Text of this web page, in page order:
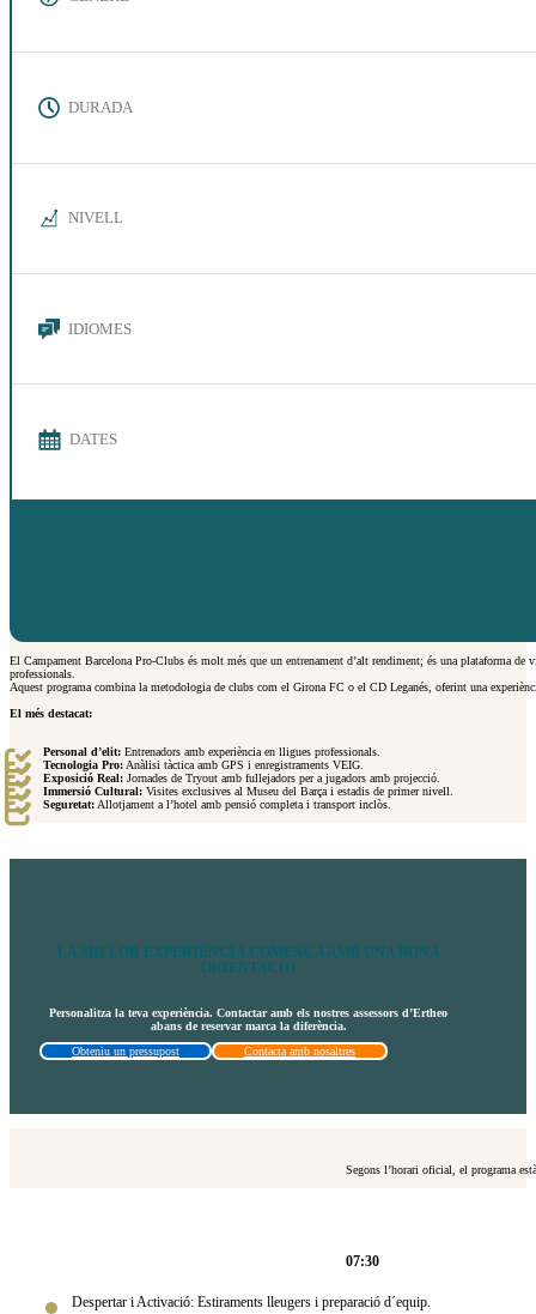
DURADA
NIVELL
IDIOMES
DATES
El Campament Barcelona Pro-Clubs és molt més que un entrenament d’alt rendiment; és una plataforma
professionals.
Aquest programa combina la metodologia de clubs com el Girona FC o el CD Leganés, oferint una
El més destacat:
Personal d’elit: Entrenadors amb experiència en lligues professionals.
Tecnologia Pro: Anàlisi tàctica amb GPS i enregistraments VEIG.
Exposició Real: Jornades de Tryout amb fullejadors per a jugadors amb projecció.
Immersió Cultural: Visites exclusives al Museu del Barça i estadis de primer nivell.
Seguretat: Allotjament a l’hotel amb pensió completa i transport inclòs.
LA MILLOR EXPERIÈNCIA COMENÇA AMB UNA BONA
ORIENTACIÓ
Personalitza la teva experiència. Contactar amb els nostres assessors d’Ertheo
abans de reservar marca la diferència.
Obteniu un pressupost
Contacta amb nosaltres
Segons l’horari oficial, el programa
07:30
Despertar i Activació: Estiraments lleugers i preparació d´equip.